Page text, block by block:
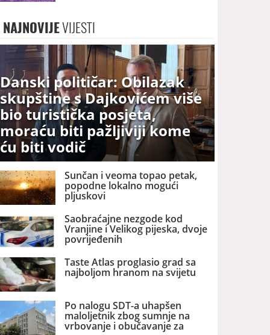
NAJNOVIJEVIJESTI
Danski političar: Obilazak
skupštine s Dajkovićem više
bio turistička posjeta,
moraću biti pažljiviji kome
ću biti vodič
Sunčan i veoma topao petak,
popodne lokalno mogući
pljuskovi
Saobraćajne nezgode kod
Vranjine i Velikog pijeska, dvoje
povrijeđenih
Taste Atlas proglasio grad sa
najboljom hranom na svijetu
Po nalogu SDT-a uhapšen
maloljetnik zbog sumnje na
vrbovanje i obučavanje za